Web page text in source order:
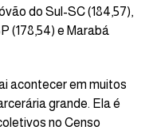
do Sul-SC (184,57),
(178,54) e Marabá
acontecer em muitos
grande. Ela é
no Censo